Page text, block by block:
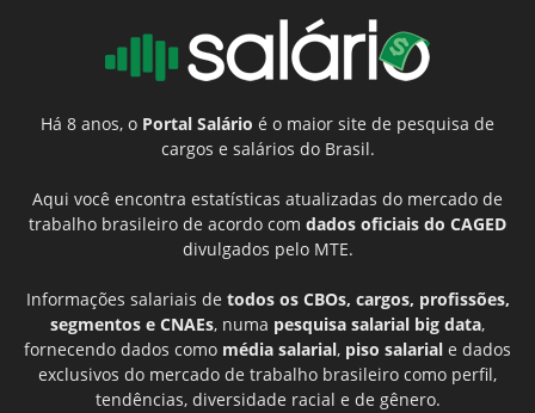
Há 8 anos, o Portal Salário é o maior site de pesquisa de
cargos e salários do Brasil.
Aqui você encontra estatísticas atualizadas do mercado de
trabalho brasileiro de acordo com dados oficiais do CAGED
divulgados pelo MTE.
Informações salariais de todos os CBOs, cargos, profissões,
segmentos e CNAEs, numa pesquisa salarial big data,
fornecendo dados como média salarial, piso salarial e dados
exclusivos do mercado de trabalho brasileiro como perfil,
tendências, diversidade racial e de gênero.